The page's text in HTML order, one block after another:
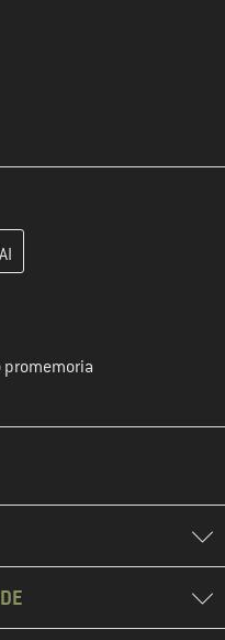
crea il tuo account cliente